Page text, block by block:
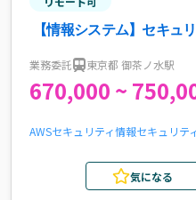
【情報システム】セキュ
業務委託 東京都 御茶ノ水駅
670,000 ~
AWSセキュリティ情報セキュリテ
気になる